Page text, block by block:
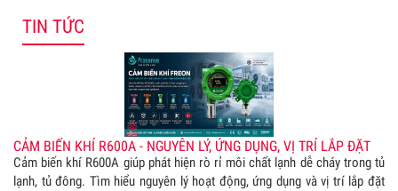
TIN TỨC
CẢM BIẾN KHÍ R600A - NGUYÊN LÝ, ỨNG DỤNG, VỊ TRÍ LẮP ĐẶT
Cảm biến khí R600A giúp phát hiện rò rỉ môi chất lạnh dễ cháy trong tủ
lạnh, tủ đông. Tìm hiểu nguyên lý hoạt động, ứng dụng và vị trí lắp đặt